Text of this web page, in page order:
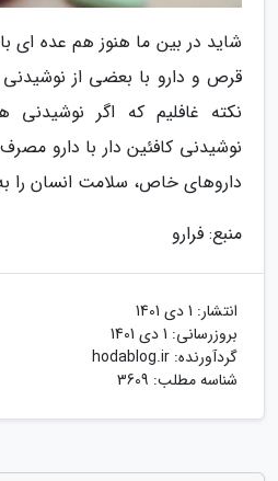
شاید در بین ما هنوز هم عده ای
قرص و دارو با بعضی از
نکته غافلیم که اگر نوشیدنی
نوشیدنی کافئین دار با دارو
داروهای خاص، سلامت انسان را
منبع: فرارو
انتشار: 1 دی 1401
بروزرسانی: 1 دی 1401
گردآورنده: hodablog.ir
شناسه مطلب: 3609